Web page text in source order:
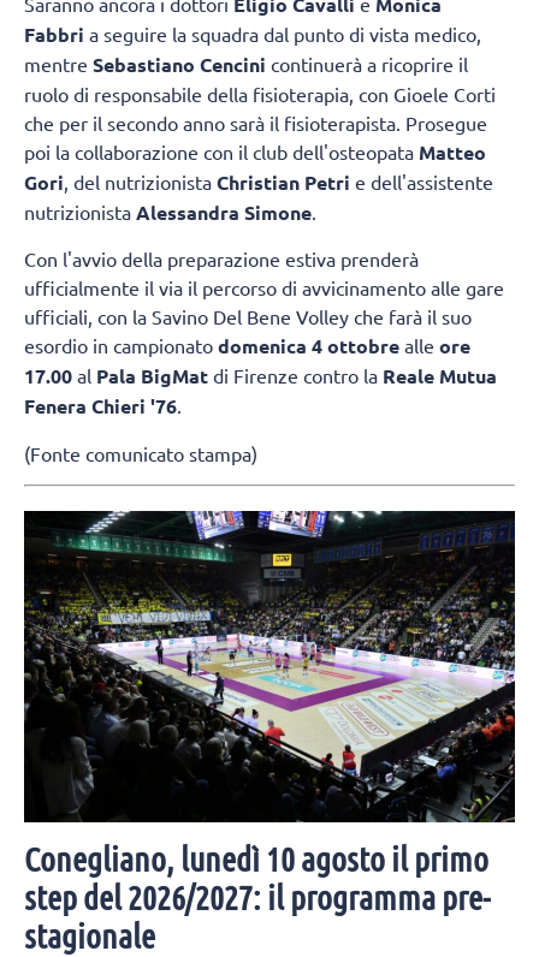
Fabbri a seguire la squadra dal punto di vista medico,
mentre Sebastiano Cencini continuerà a ricoprire il
ruolo di responsabile della fisioterapia, con Gioele Corti
che per il secondo anno sarà il fisioterapista. Prosegue
poi la collaborazione con il club dell'osteopata Matteo
Gori , del nutrizionista Christian Petri e dell'assistente
nutrizionista Alessandra Simone
Con l'avvio della preparazione estiva prenderà
ufficialmente il via il percorso di avvicinamento alle gare
ufficiali, con la Savino Del Bene Volley che farà il suo
esordio in campionato domenica 4 ottobre alle ore
17.00 al Pala BigMat di Firenze contro la Reale Mutua
Fenera Chieri '76.
(Fonte comunicato stampa)
Conegliano, lunedì 10 agosto il primo
step del 2026/2027: il programma pre-
stagionale